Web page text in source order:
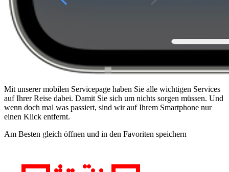
Mit unserer mobilen Servicepage haben Sie alle wichtigen Services
auf Ihrer Reise dabei. Damit Sie sich um nichts sorgen müssen. Und
wenn doch mal was passiert, sind wir auf Ihrem Smartphone nur
einen Klick entfernt.
Am Besten gleich öffnen und in den Favoriten speichern